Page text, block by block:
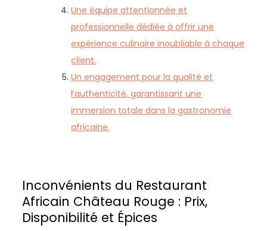
Une équipe attentionnée et
professionnelle dédiée à offrir une
expérience culinaire inoubliable à chaque
client.
Un engagement pour la qualité et
l’authenticité, garantissant une
immersion totale dans la gastronomie
africaine.
Inconvénients du Restaurant
Africain Château Rouge : Prix,
Disponibilité et Épices